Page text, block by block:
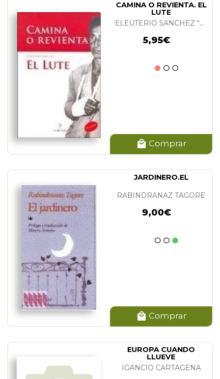
CAMINA O REVIENTA. EL
LUTE
ELEUTERIO SANCHEZ "EL LUTE"
5,95€
Comprar
JARDINERO.EL
RABINDRANAZ TAGORE
9,00€
Comprar
EUROPA CUANDO
LLUEVE
IGANCIO CARTAGENA